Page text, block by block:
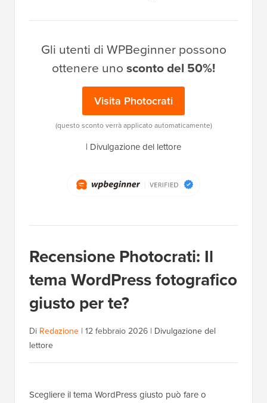
Gli utenti di WPBeginner possono
ottenere unosconto del 50%!
Visita Photocrati
(questo sconto verrà applicato automaticamente)
| Divulgazione del lettore
Recensione Photocrati: Il
tema WordPress fotografico
giusto per te?
Di Redazione | 12 febbraio 2026 | Divulgazione del
lettore
Scegliere il tema WordPress giusto può fare o